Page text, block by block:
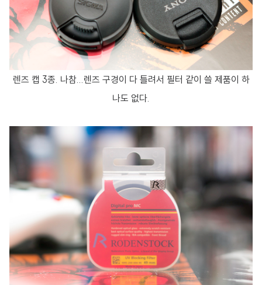
렌즈 캡 3종. 나참...렌즈 구경이 다 틀려서 필터 같이 쓸 제품이 하
나도 없다.